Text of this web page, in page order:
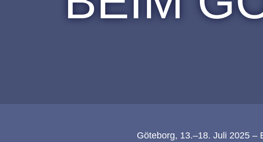
Göteborg, 13.–18. Juli 2025 –